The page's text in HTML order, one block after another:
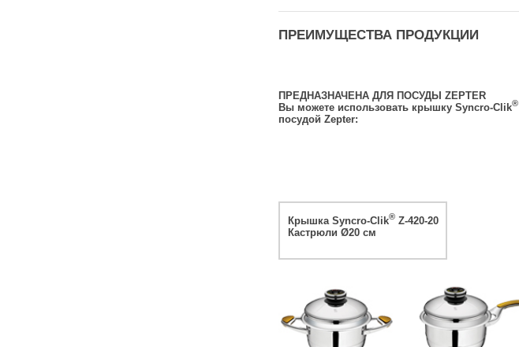
ПРЕИМУЩЕСТВА ПРОДУКЦИИ
ПРЕДНАЗНАЧЕНА ДЛЯ ПОСУДЫ ZEPTER
Вы можете использовать крышку Syncro-Clik®
посудой Zepter:
Крышка Syncro-Clik® Z-420-20
Кастрюли Ø20 см